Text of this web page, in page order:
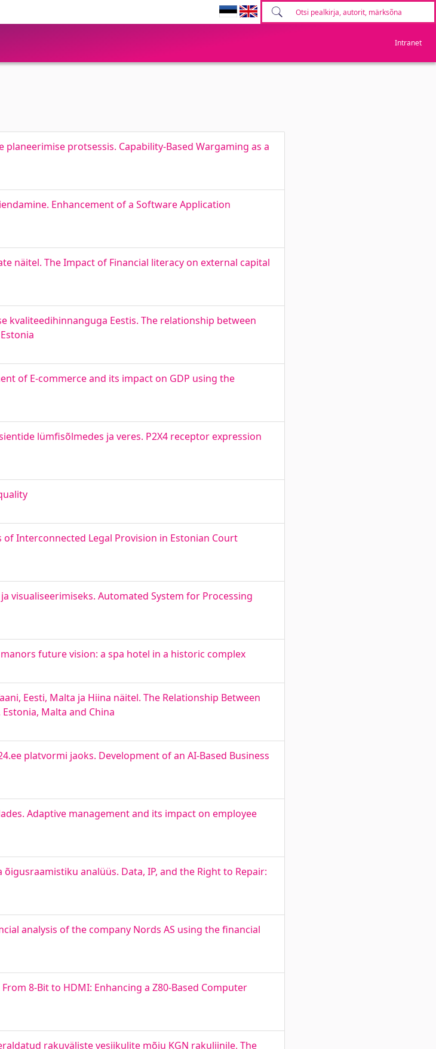
Intranet
protsessis. Capability-Based Wargaming as a
Enhancement of a Software Application
näitel. The Impact of Financial literacy on external capital
Eestis. The relationship between
of E-commerce and its impact on GDP using the
lümfisõlmedes ja veres. P2X4 receptor expression
Interconnected Legal Provision in Estonian Court
visualiseerimiseks. Automated System for Processing
future vision: a spa hotel in a historic complex
Eesti, Malta ja Hiina näitel. The Relationship Between
Malta and China
platvormi jaoks. Development of an AI-Based Business
Adaptive management and its impact on employee
analüüs. Data, IP, and the Right to Repair:
analysis of the company Nords AS using the financial
8-Bit to HDMI: Enhancing a Z80-Based Computer
rakuväliste vesiikulite mõju KGN rakuliinile. The